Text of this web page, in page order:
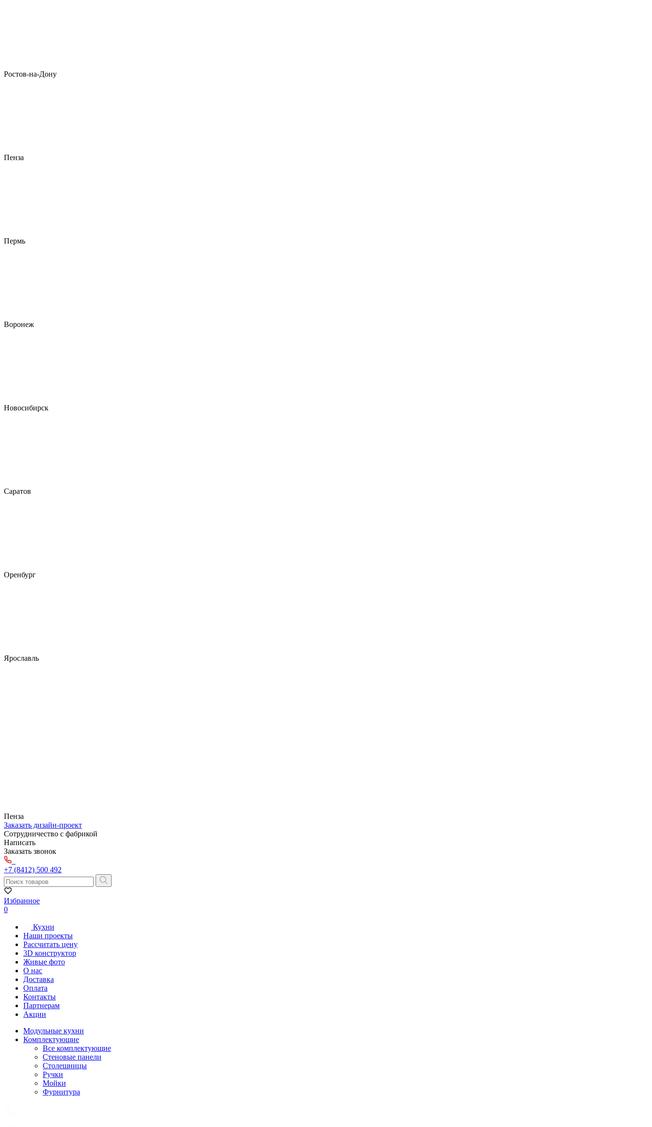
Ростов-на-Дону
Пенза
Пермь
Воронеж
Новосибирск
Саратов
Оренбург
Ярославль
Пенза
Заказать дизайн-проект
Сотрудничество с фабрикой
Написать
Заказать звонок
+7 (8412) 500 492
Избранное
0
Кухни
Наши проекты
Рассчитать цену
3D конструктор
Живые фото
О нас
Доставка
Оплата
Контакты
Партнерам
Акции
Модульные кухни
Комплектующие
Все комплектующие
Стеновые панели
Столешницы
Ручки
Мойки
Фурнитура